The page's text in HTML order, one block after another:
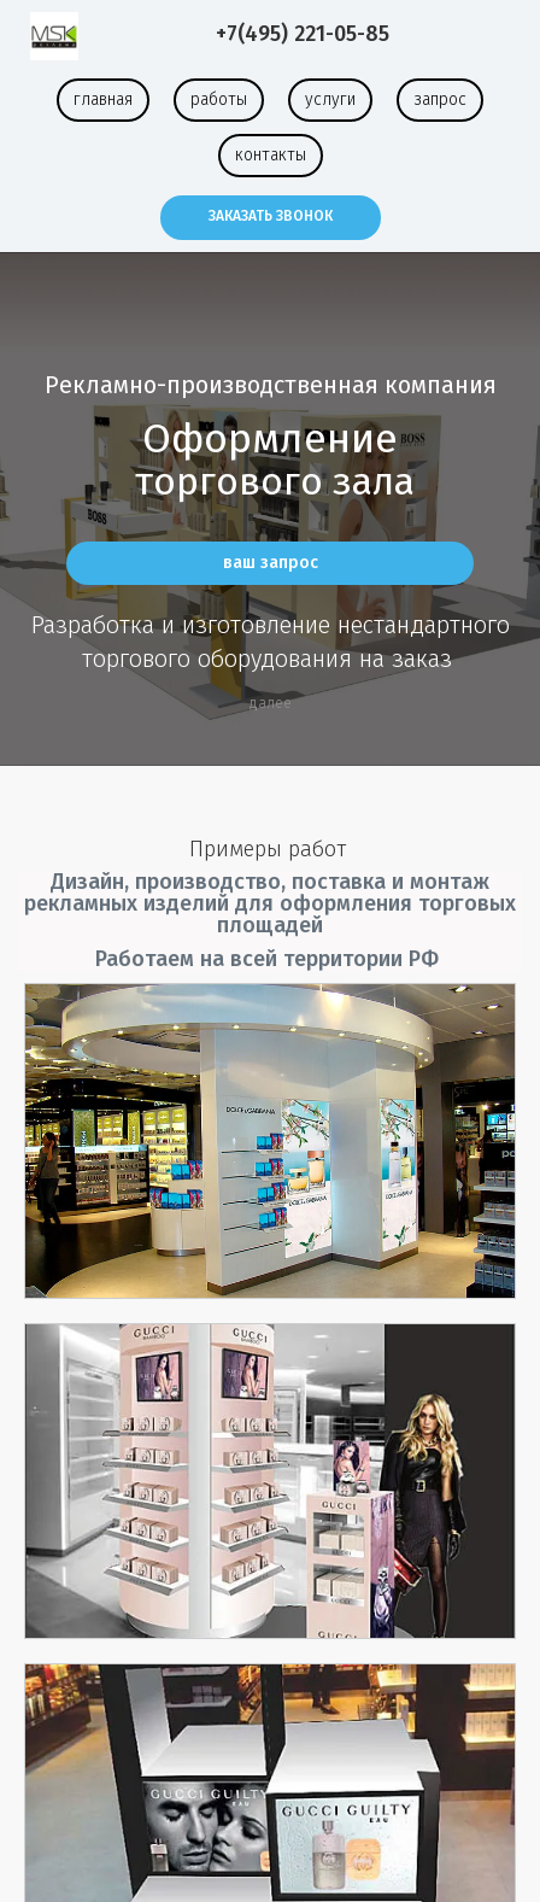
+7(495) 221-05-85
главная работы услуги запрос
контакты
ЗАКАЗАТЬ ЗВОНОК
Рекламно-производственная компания
Оформление
торгового зала
ваш запрос
Разработка и изготовление нестандартного
торгового оборудования на заказ
далее
Примеры работ
Дизайн, производство, поставка и монтаж
рекламных изделий для оформления торговых
площадей
Работаем на всей территории РФ